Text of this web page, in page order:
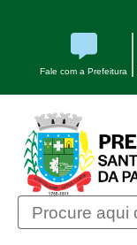
Fale com a Prefeitura